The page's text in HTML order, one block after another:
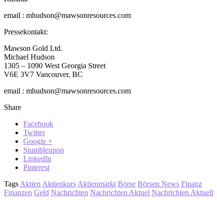
email : mhudson@mawsonresources.com
Pressekontakt:
Mawson Gold Ltd.
Michael Hudson
1305 – 1090 West Georgia Street
V6E 3V7 Vancouver, BC
email : mhudson@mawsonresources.com
Share
Facebook
Twitter
Google +
Stumbleupon
LinkedIn
Pinterest
Tags Aktien Aktienkurs Aktienmarkt Börse Börsen News Finanz
Finanzen Geld Nachrichten Nachrichten Aktuel Nachrichten Aktuell